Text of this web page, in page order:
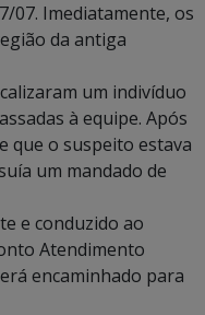
07. Imediatamente, os
da antiga
um indivíduo
à equipe. Após
que o suspeito estava
um mandado de
e conduzido ao
Atendimento
encaminhado para